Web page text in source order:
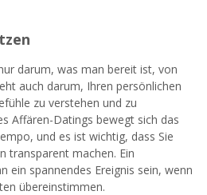
darum, was man bereit ist, von
auch darum, Ihren persönlichen
zu verstehen und zu
Affären-Datings bewegt sich das
und es ist wichtig, dass Sie
transparent machen. Ein
ein spannendes Ereignis sein, wenn
übereinstimmen.